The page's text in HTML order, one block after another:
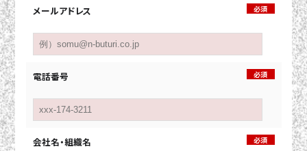
メールアドレス 必須
電話番号 必須
会社名・組織名 必須